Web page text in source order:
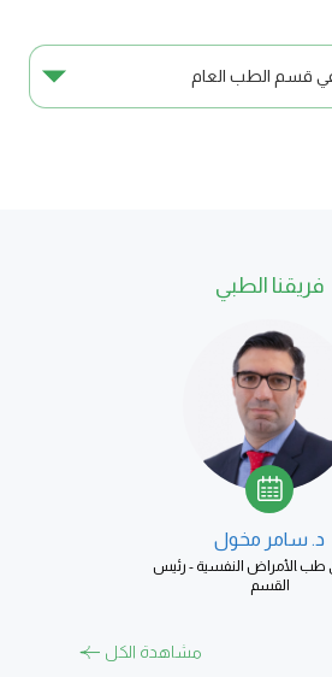
قسم الطب العام
فريقنا الطبي
د. سامر م‍خ‍ول​
طب ‍الأمراض النفسية - رئيس
القسم​
مشاهدة الكل